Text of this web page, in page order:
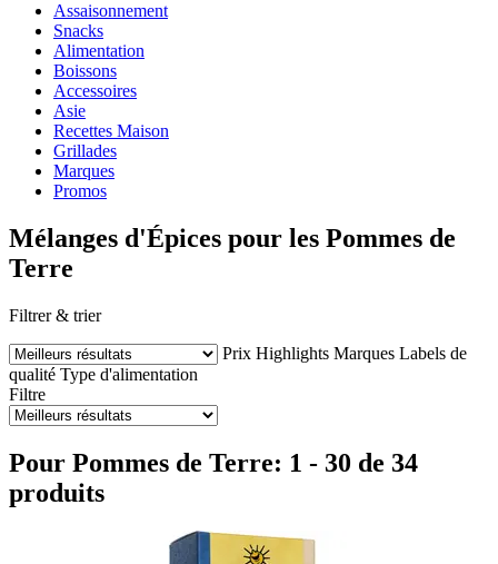
Assaisonnement
Snacks
Alimentation
Boissons
Accessoires
Asie
Recettes Maison
Grillades
Marques
Promos
Mélanges d'Épices pour les Pommes de
Terre
Filtrer & trier
Prix Highlights Marques Labels de
qualité Type d'alimentation
Filtre
Pour Pommes de Terre: 1 - 30 de 34
produits